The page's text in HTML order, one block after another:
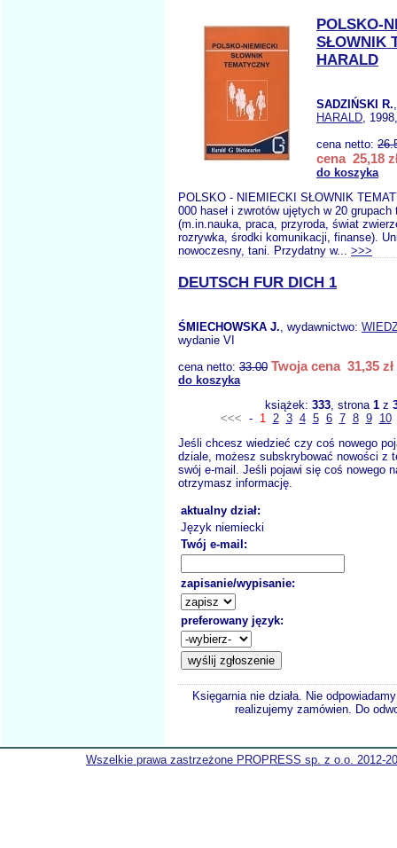
POLSKO-
SŁOWNIK
HARALD
SADZIŃSKI R.
HARALD,
cena netto:
cena 25,18
do koszyka
POLSKO - NIEMIECKI SŁOWNIK
000 haseł i zwrotów ujętych w 20
(m.in.nauka, praca, przyroda, świat
rozrywka, środki komunikacji, finanse).
nowoczesny, tani. Przydatny w... >>>
DEUTSCH FUR DICH 1
ŚMIECHOWSKA J., wydawnictwo:
wydanie VI
cena netto: 33.00 Twoja cena 31,35 zł
do koszyka
książek: 333, strona 1z
<<< - 1 2 3 4 5 6 7 8 9
10
Jeśli chcesz wiedzieć czy coś nowego
dziale, możesz subskrybować nowości z
swój e-mail. Jeśli pojawi się coś nowego
otrzymasz informację.
aktualny dział:
Język niemiecki
Twój e-mail:
zapisanie/wypisanie:
preferowany język:
Księgarnia nie działa. Nie
realizujemy zamówien. Do
Wszelkie prawa zastrzeżone PROPRESS sp. z o.o. 2012-